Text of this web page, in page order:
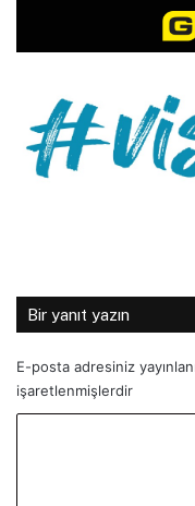
Bir yanıt yazın
E-posta adresiniz
işaretlenmişlerdir